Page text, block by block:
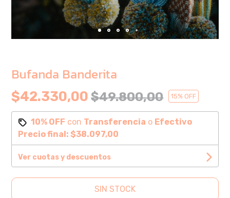
Bufanda Banderita
$42.330,00$49.800,00 15% OFF
10% OFF con Transferencia o Efectivo
Precio final:$38.097,00
Ver cuotas y descuentos
SIN STOCK